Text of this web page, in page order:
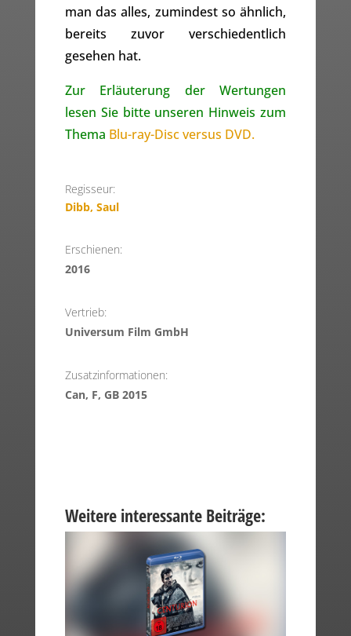
man das alles, zumindest so ähnlich,
bereits zuvor verschiedentlich
gesehen hat.
Zur Erläuterung der Wertungen
lesen Sie bitte unseren Hinweis zum
Thema Blu-ray-Disc versus DVD.
Regisseur:
Dibb, Saul
Erschienen:
2016
Vertrieb:
Universum Film GmbH
Zusatzinformationen:
Can, F, GB 2015
Weitere interessante Beiträge: